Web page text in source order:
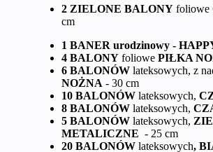
2 ZIELONE BALONY foliowe
cm
1 BANER urodzinowy -
4 BALONY foliowe PIŁKA
6 BALONÓW lateksowych, z
NOŻNA - 30 cm
10 BALONÓW lateksowych,
8 BALONÓW lateksowych,
5 BALONÓW lateksowych,
METALICZNE - 25 cm
20 BALONÓW lateksowych,